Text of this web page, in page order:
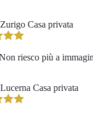
Casa privata
riesco più a
Casa privata